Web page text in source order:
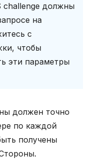
challenge должны
на
с
чтобы
эти параметры
должен точно
по каждой
получены